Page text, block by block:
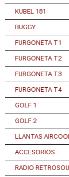
KUBEL 181
BUGGY
FURGONETA T1
FURGONETA T2
FURGONETA T3
FURGONETA T4
GOLF 1
GOLF 2
LLANTAS
ACCESORIOS
RADIO